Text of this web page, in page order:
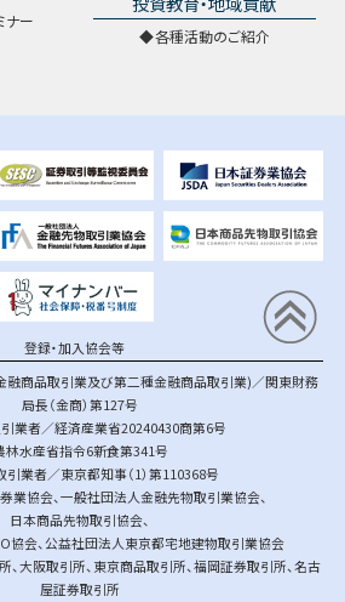
ナー
各種活動のご紹介
登録・加入協会等
融商品取引業及び第二種金融商品取引業)／関東財務
局長（金商）第127号
業者／経済産業省20240430商第6号
林水産省指令6新食第341号
引業者／東京都知事（1）第110368号
業協会、 一般社団法人金融先物取引業協会、
日本商品先物取引協会、
協会、 公益社団法人東京都宅地建物取引業協会
、大阪取引所、 東京商品取引所、福岡証券取引所、名古
屋証券取引所